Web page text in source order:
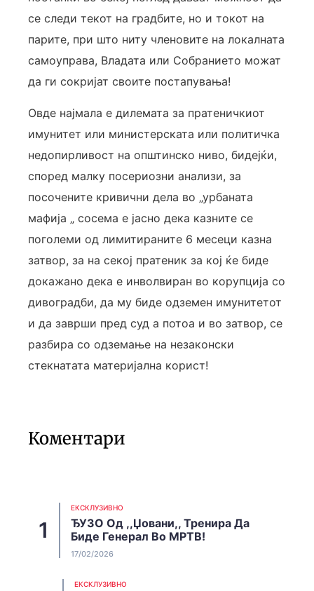
се следи текот на градбите, но и токот на
парите, при што ниту членовите на локалната
самоуправа, Владата или Собранието можат
да ги сокријат своите постапувања!
Овде најмала е дилемата за пратеничкиот
имунитет или министерската или политичка
недопирливост на општинско ниво, бидејќи,
според малку посериозни анализи, за
посочените кривични дела во „урбаната
мафија „ сосема е јасно дека казните се
поголеми од лимитираните 6 месеци казна
затвор, за на секој пратеник за кој ќе биде
докажано дека е инволвиран во корупција со
дивоградби, да му биде одземен имунитетот
и да заврши пред суд а потоа и во затвор, се
разбира со одземање на незаконски
стекнатата материјална корист!
Коментари
EКСКЛУЗИВНО
ЂУЗО Од ,,Џовани,, Тренира Да
Биде Генерал Во МРТВ!
17/02/2026
EКСКЛУЗИВНО